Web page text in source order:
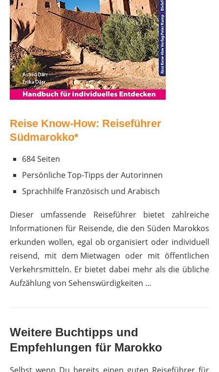
Reise Know-How: Reiseführer
Südmarokko*
684 Seiten
Persönliche Top-Tipps der Autorinnen
Sprachhilfe Französisch und Arabisch
Dieser umfassende Reiseführer bietet zahlreiche
Informationen für Reisende, die den Süden Marokkos
erkunden wollen, egal ob organisiert oder individuell
reisend, mit dem Mietwagen oder mit öffentlichen
Verkehrsmitteln. Er bietet dabei mehr als die übliche
Aufzählung von Sehenswürdigkeiten …
Weitere Buchtipps und
Empfehlungen für Marokko